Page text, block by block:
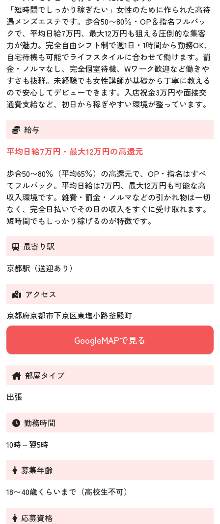
「短時間でしっかり稼ぎたい」女性のために作られた高待
遇メンズエステです。歩合50〜80％・OP＆指名フルバッ
クで、平均日給7万円、最大12万円も狙える圧倒的な集客
力が魅力。完全自由シフト制で週1日・1時間から勤務OK、
自宅待機も可能でライフスタイルに合わせて働けます。罰
金・ノルマなし、完全個室待機、Wワーク歓迎など働きや
すさも抜群。未経験でも女性講師が基礎から丁寧に教える
ので安心してデビューできます。入店祝金3万円や面接交
通費支給など、初日から稼ぎやすい環境が整っています。
給与
平均日給7万円・最大12万円の高還元
歩合50〜80％（平均65％）の高還元で、OP・指名はすべ
てフルバック。平均日給は7万円、最大12万円も可能な高
収入環境です。雑費・罰金・ノルマなどの引かれ物は一切
なく、完全日払いでその日の収入をすぐに受け取れます。
短時間でもしっかり稼げるのが特徴です。
最寄り駅
京都駅（送迎あり）
アクセス
京都府京都市下京区東塩小路釜殿町
GoogleMAPで見る
部屋タイプ
出張
勤務時間
10時～翌5時
募集年齢
18〜40歳くらいまで（高校生不可）
応募資格